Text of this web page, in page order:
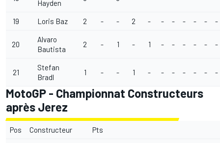
Hayden
19 Loris Baz 2 - - 2 - - - - - - -
20
Alvaro
Bautista
2 - 1 - 1 - - - - - -
21
Stefan
Bradl
1 - - 1 - - - - - - -
MotoGP - Championnat Constructeurs
après Jerez
Pos Constructeur Pts